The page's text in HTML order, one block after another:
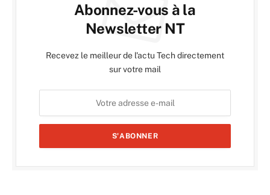
Abonnez-vous à la
Newsletter NT
Recevez le meilleur de l'actu Tech directement
sur votre mail